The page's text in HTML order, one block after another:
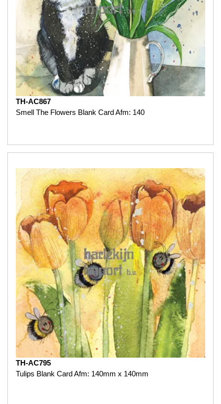
TH-AC867
Smell The Flowers Blank Card Afm: 140
TH-AC795
Tulips Blank Card Afm: 140mm x 140mm